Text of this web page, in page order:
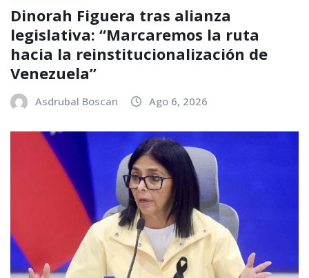
Dinorah Figuera tras alianza
legislativa: “Marcaremos la ruta
hacia la reinstitucionalización de
Venezuela”
Asdrubal Boscan Ago 6, 2026